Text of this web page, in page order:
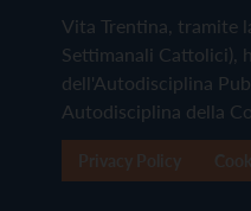
Vita Trentina, tramite
Settimanali Cattolici),
dell'Autodisciplina
Autodisciplina della